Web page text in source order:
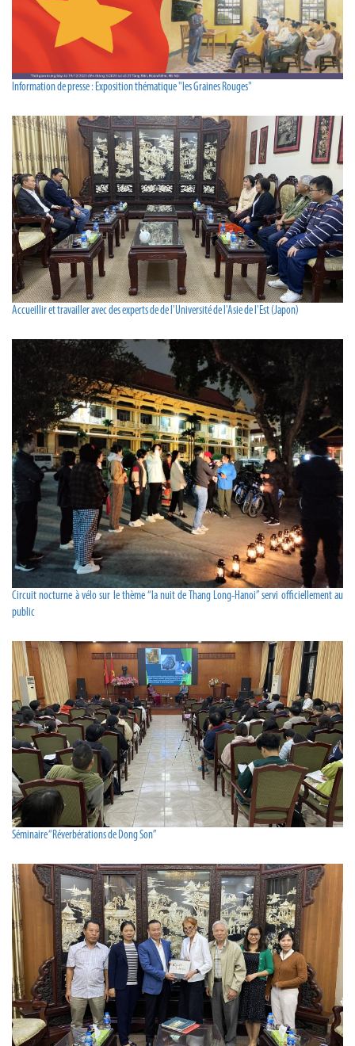
Information de presse : Exposition thématique "les Graines Rouges"
Accueillir et travailler avec des experts de de l'Université de l'Asie de l'Est (Japon)
Circuit nocturne à vélo sur le thème “la nuit de Thang Long-Hanoi” servi officiellement au
public
Séminaire “Réverbérations de Dong Son”